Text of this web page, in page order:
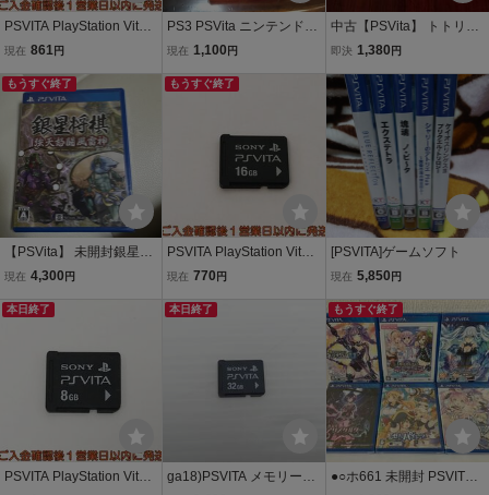
PSVITA PlayStation Vita
専用メモリーカード 16G
ョン 1A0429-015kk/F8
現在 861円
PS3 PSVita ニンテンドー
DS 乙女ゲーム 限定
ト 未検品 マクロス
現在 1,100 円
中古【PSVita】 トトリの
アトリエ Plus メルルの
即決 1,380 円
もうすぐ終了
【PSVita】 未開封銀星将
棋 強天怒闘風雷神
現在 4,300 円
もうすぐ終了
PSVITA PlayStation Vita
専用メモリーカード 16G
ョン 1A0429-028kk/F8
現在 770 円
[PSVITA]ゲームソフト
現在 5,850 円
本日終了
PSVITA PlayStation Vita
本日終了
ga18)PSVITA メモリーカ
もうすぐ終了
●○ホ661 未開封 PSVITA P